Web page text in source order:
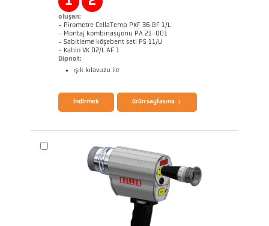
oluşan:
- Pirometre CellaTemp PKF 36 BF 1/L
- Montaj kombinasyonu PA 21-001
- Sabitleme köşebent seti PS 11/U
- Kablo VK 02/L AF 1
Dipnot:
ışık kılavuzu ile
broşür CellaTemp PK PKF PKL
İndirmek ürün sayfasına